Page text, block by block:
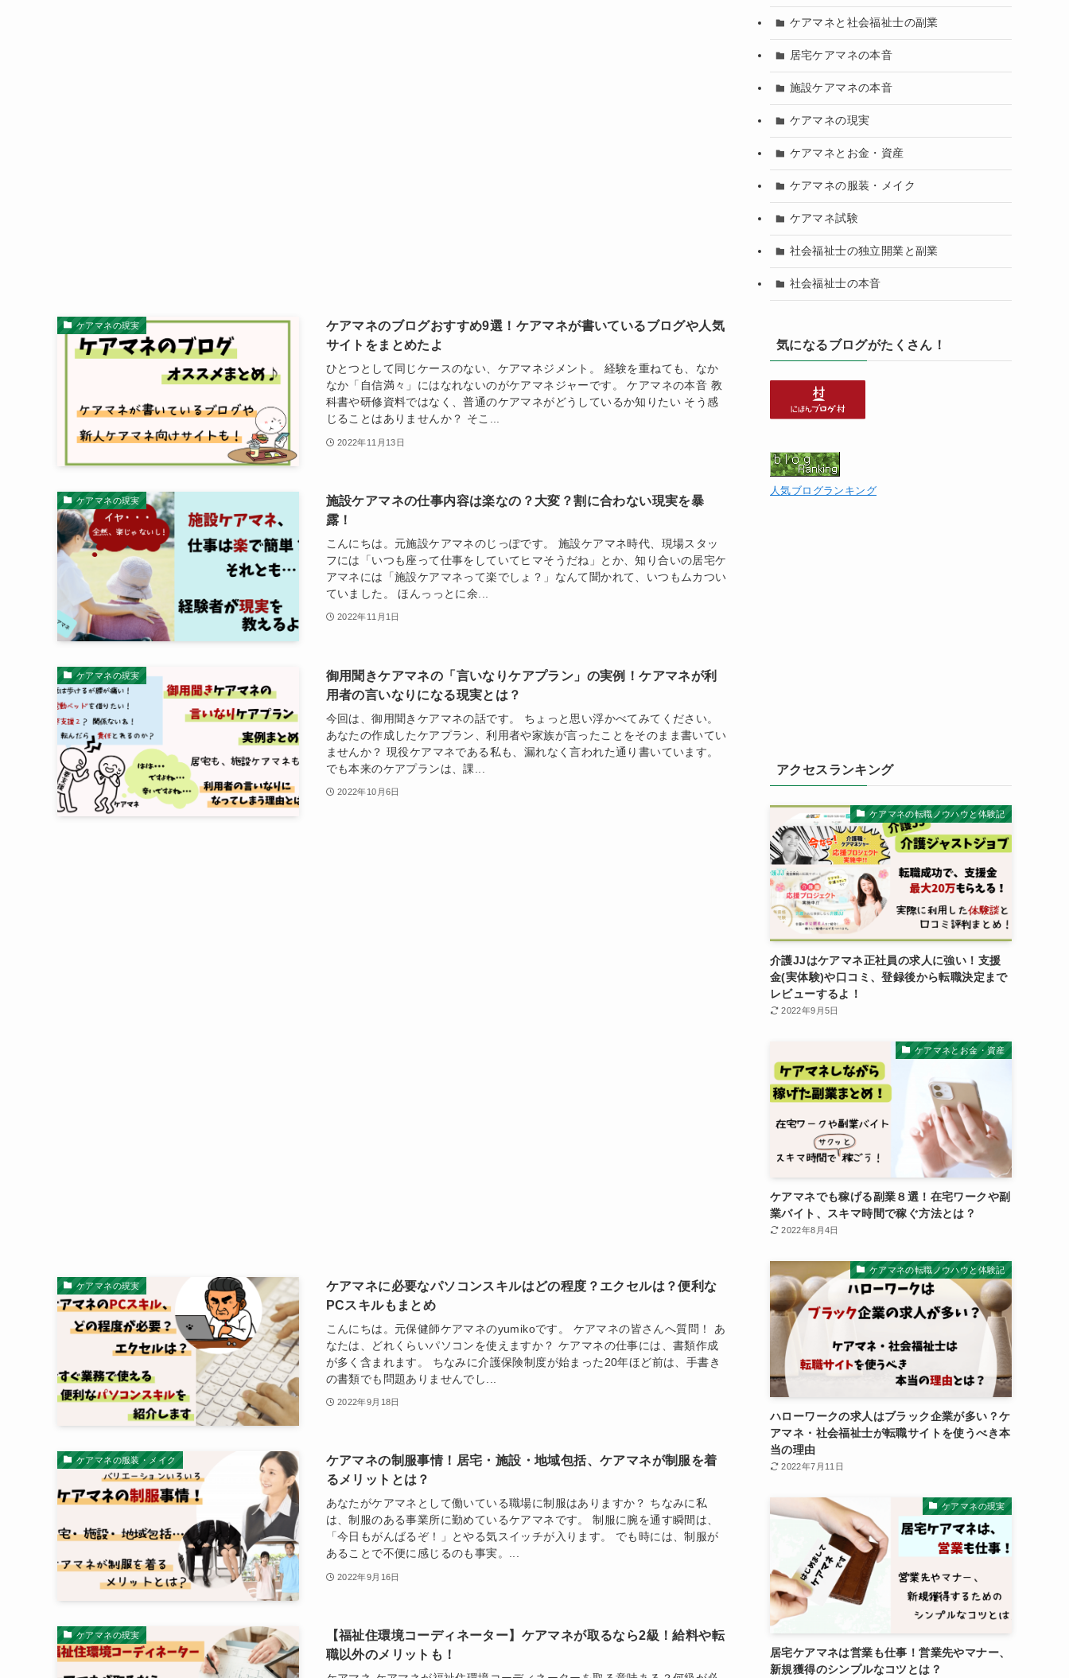
ケアマネの現実
ケアマネのブログおすすめ9選！ケアマネが書いているブログや人気
サイトをまとめたよ
ひとつとして同じケースのない、ケアマネジメント。 経験を重ねても、なか
なか「自信満々」にはなれないのがケアマネジャーです。 ケアマネの本音 教
科書や研修資料ではなく、普通のケアマネがどうしているか知りたい そう感
じることはありませんか？ そこ...
2022年11月13日
ケアマネの現実
施設ケアマネの仕事内容は楽なの？大変？割に合わない現実を暴
露！
こんにちは。元施設ケアマネのじっぽです。 施設ケアマネ時代、現場スタッ
フには「いつも座って仕事をしていてヒマそうだね」とか、知り合いの居宅ケ
アマネには「施設ケアマネって楽でしょ？」なんて聞かれて、いつもムカつい
ていました。 ほんっっとに余...
2022年11月1日
ケアマネの現実
御用聞きケアマネの「言いなりケアプラン」の実例！ケアマネが利
用者の言いなりになる現実とは？
今回は、御用聞きケアマネの話です。 ちょっと思い浮かべてみてください。
あなたの作成したケアプラン、利用者や家族が言ったことをそのまま書いてい
ませんか？ 現役ケアマネである私も、漏れなく言われた通り書いています。
でも本来のケアプランは、課...
2022年10月6日
ケアマネの現実
ケアマネに必要なパソコンスキルはどの程度？エクセルは？便利な
PCスキルもまとめ
こんにちは。元保健師ケアマネのyumikoです。 ケアマネの皆さんへ質問！ あ
なたは、どれくらいパソコンを使えますか？ ケアマネの仕事には、書類作成
が多く含まれます。 ちなみに介護保険制度が始まった20年ほど前は、手書き
の書類でも問題ありませんでし...
2022年9月18日
ケアマネの服装・メイク
ケアマネの制服事情！居宅・施設・地域包括、ケアマネが制服を着
るメリットとは？
あなたがケアマネとして働いている職場に制服はありますか？ ちなみに私
は、制服のある事業所に勤めているケアマネです。 制服に腕を通す瞬間は、
「今日もがんばるぞ！」とやる気スイッチが入ります。 でも時には、制服が
あることで不便に感じるのも事実。...
2022年9月16日
ケアマネの現実
【福祉住環境コーディネーター】ケアマネが取るなら2級！給料や転
職以外のメリットも！
ケアマネと社会福祉士の副業
居宅ケアマネの本音
施設ケアマネの本音
ケアマネの現実
ケアマネとお金・資産
ケアマネの服装・メイク
ケアマネ試験
社会福祉士の独立開業と副業
社会福祉士の本音
気になるブログがたくさん！
人気ブログランキング
アクセスランキング
ケアマネの転職ノウハウと体験記
介護JJはケアマネ正社員の求人に強い！支援
金(実体験)や口コミ、登録後から転職決定まで
レビューするよ！
2022年9月5日
ケアマネとお金・資産
ケアマネでも稼げる副業８選！在宅ワークや副
業バイト、スキマ時間で稼ぐ方法とは？
2022年8月4日
ケアマネの転職ノウハウと体験記
ハローワークの求人はブラック企業が多い？ケ
アマネ・社会福祉士が転職サイトを使うべき本
当の理由
2022年7月11日
ケアマネの現実
居宅ケアマネは営業も仕事！営業先やマナー、
新規獲得のシンプルなコツとは？